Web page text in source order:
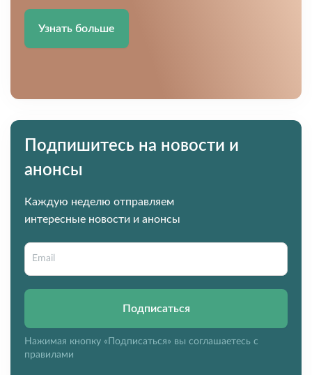
Узнать больше
Подпишитесь на новости и
анонсы
Каждую неделю отправляем
интересные новости и анонсы
Подписаться
Нажимая кнопку «Подписаться» вы соглашаетесь с
правилами